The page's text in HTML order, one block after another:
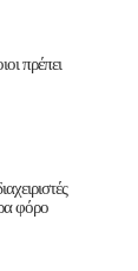
πρέπει
φόρο